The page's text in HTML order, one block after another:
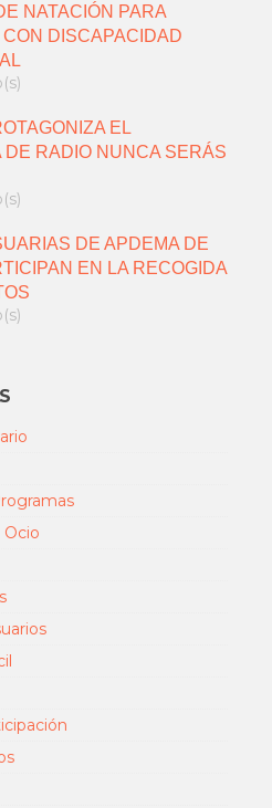
NATACIÓN PARA
DISCAPACIDAD
EL
DE RADIO NUNCA SERÁS
DE APDEMA DE
EN LA RECOGIDA
Ocio